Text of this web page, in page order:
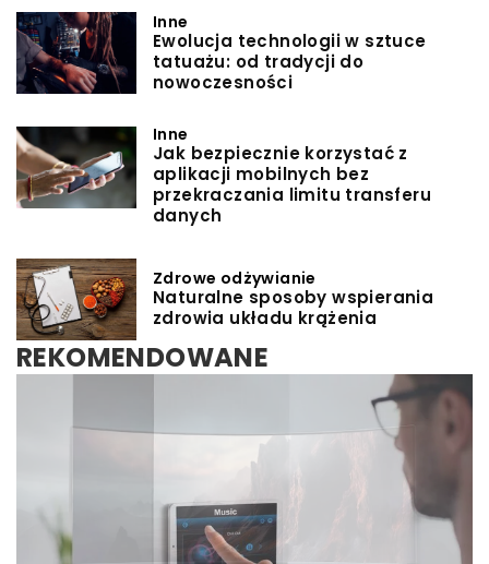
Inne
Ewolucja technologii w sztuce
tatuażu: od tradycji do
nowoczesności
Inne
Jak bezpiecznie korzystać z
aplikacji mobilnych bez
przekraczania limitu transferu
danych
Zdrowe odżywianie
Naturalne sposoby wspierania
zdrowia układu krążenia
REKOMENDOWANE